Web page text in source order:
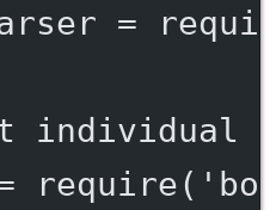
=
individual
require(